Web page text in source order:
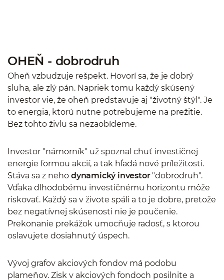
OHEŇ - dobrodruh
Oheň vzbudzuje rešpekt. Hovorí sa, že je dobrý
sluha, ale zlý pán. Napriek tomu každý skúsený
investor vie, že oheň predstavuje aj "životný štýl". Je
to energia, ktorú nutne potrebujeme na prežitie.
Bez tohto živlu sa nezaobídeme.
Investor "námorník" už spoznal chuť investičnej
energie formou akcií, a tak hľadá nové príležitosti.
Stáva sa z neho dynamický investor "dobrodruh".
Vďaka dlhodobému investičnému horizontu môže
riskovať. Každý sa v živote spáli a to je dobre, pretože
bez negatívnej skúsenosti nie je poučenie.
Prekonanie prekážok umocňuje radosť, s ktorou
oslavujete dosiahnutý úspech.
Vývoj grafov akciových fondov má podobu
plameňov. Zisk v akciových fondoch posilnite a